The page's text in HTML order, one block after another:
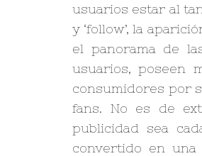
usuarios estar al
y ‘follow’, la
el panorama de
usuarios, poseen
consumidores por
fans. No es de
publicidad sea
convertido en una